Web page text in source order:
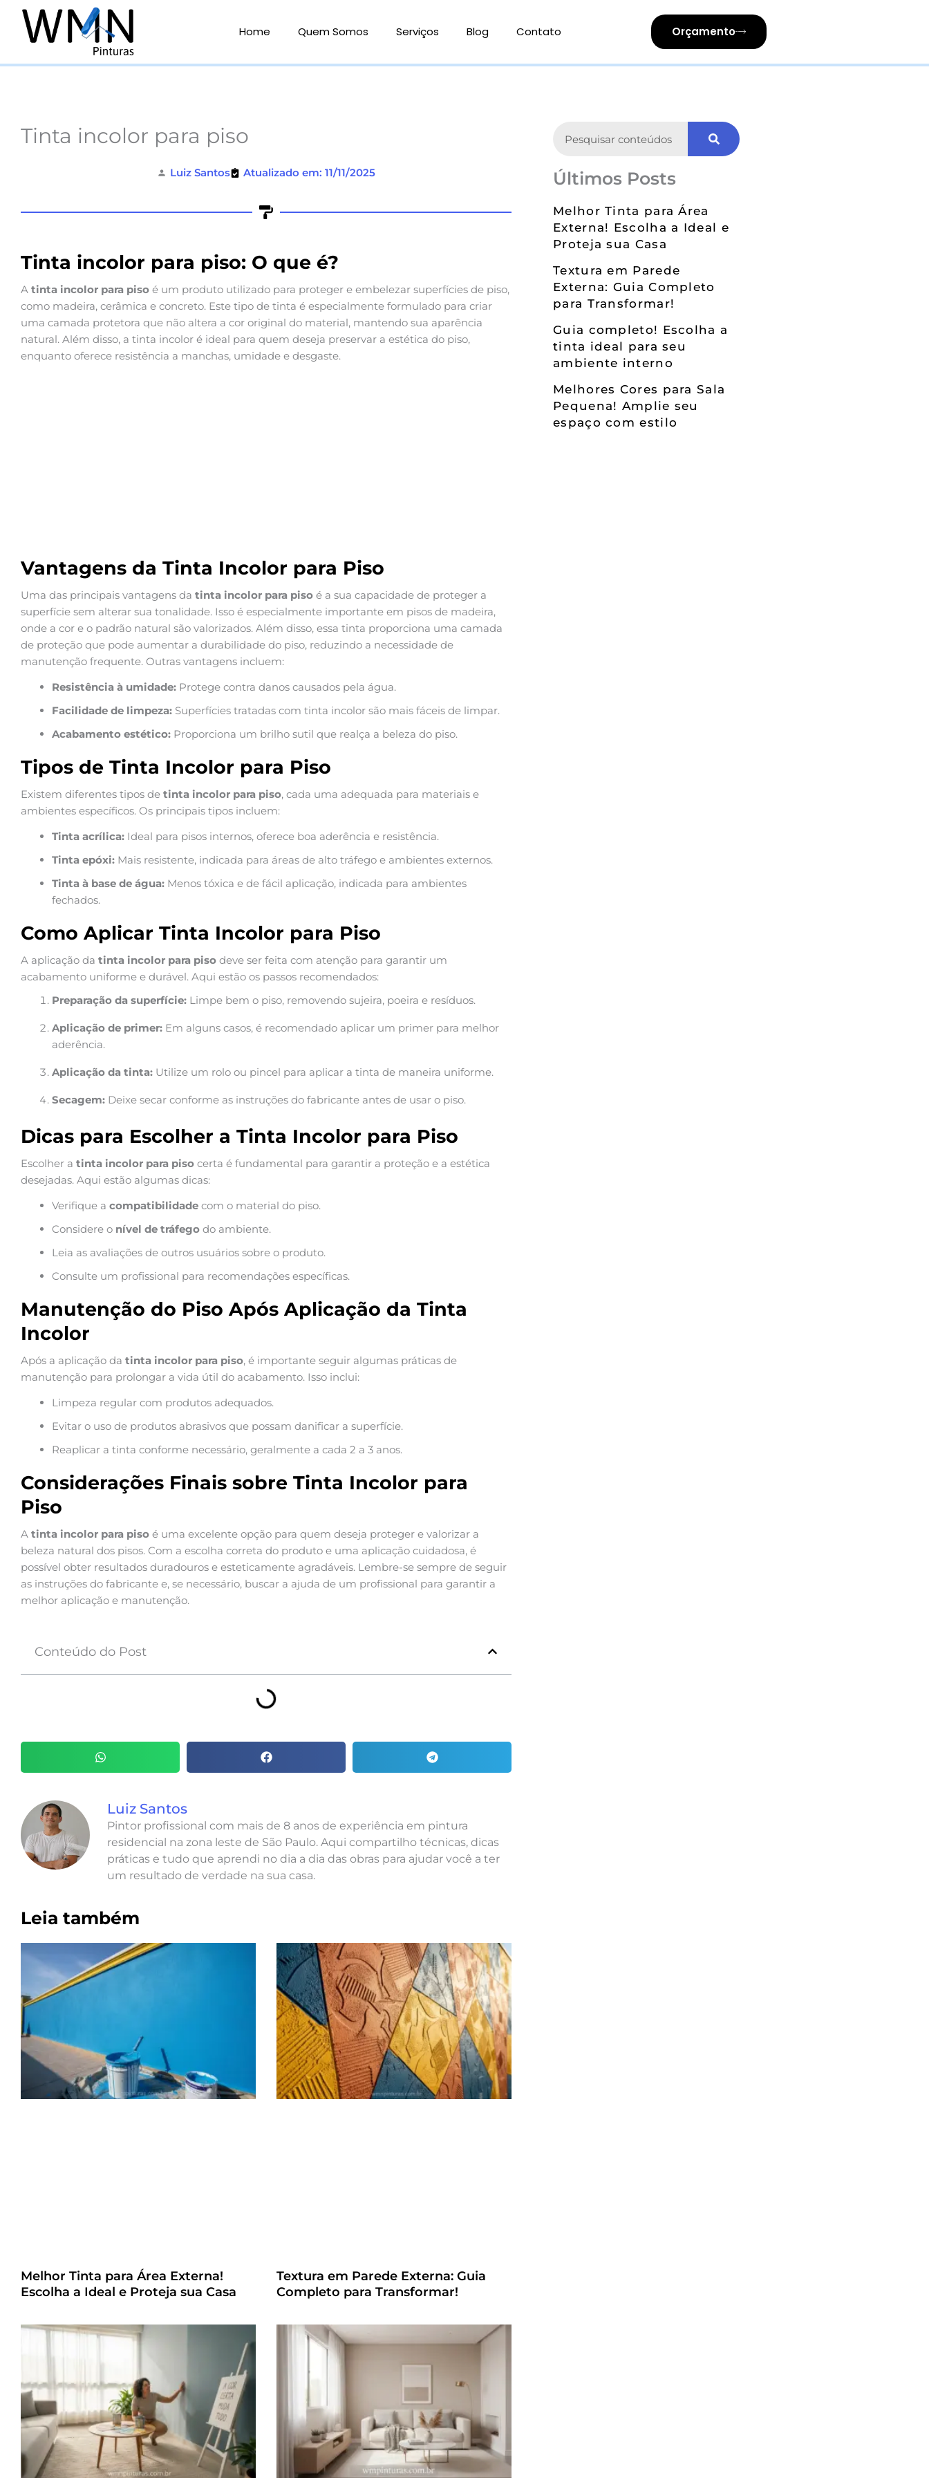
Home Quem Somos Serviços Blog Contato Orçamento
Tinta incolor para piso
Luiz Santos Atualizado em: 11/11/2025
Tinta incolor para piso: O que é?
A tinta incolor para piso é um produto utilizado para proteger e embelezar superfícies de piso,
como madeira, cerâmica e concreto. Este tipo de tinta é especialmente formulado para criar
uma camada protetora que não altera a cor original do material, mantendo sua aparência
natural. Além disso, a tinta incolor é ideal para quem deseja preservar a estética do piso,
enquanto oferece resistência a manchas, umidade e desgaste.
Vantagens da Tinta Incolor para Piso
Uma das principais vantagens da tinta incolor para piso é a sua capacidade de proteger a
superfície sem alterar sua tonalidade. Isso é especialmente importante em pisos de madeira,
onde a cor e o padrão natural são valorizados. Além disso, essa tinta proporciona uma camada
de proteção que pode aumentar a durabilidade do piso, reduzindo a necessidade de
manutenção frequente. Outras vantagens incluem:
Resistência à umidade: Protege contra danos causados pela água.
Facilidade de limpeza: Superfícies tratadas com tinta incolor são mais fáceis de limpar.
Acabamento estético: Proporciona um brilho sutil que realça a beleza do piso.
Tipos de Tinta Incolor para Piso
Existem diferentes tipos de tinta incolor para piso, cada uma adequada para materiais e
ambientes específicos. Os principais tipos incluem:
Tinta acrílica: Ideal para pisos internos, oferece boa aderência e resistência.
Tinta epóxi: Mais resistente, indicada para áreas de alto tráfego e ambientes externos.
Tinta à base de água: Menos tóxica e de fácil aplicação, indicada para ambientes
fechados.
Como Aplicar Tinta Incolor para Piso
A aplicação da tinta incolor para piso deve ser feita com atenção para garantir um
acabamento uniforme e durável. Aqui estão os passos recomendados:
Preparação da superfície: Limpe bem o piso, removendo sujeira, poeira e resíduos.
Aplicação de primer: Em alguns casos, é recomendado aplicar um primer para melhor
aderência.
Aplicação da tinta: Utilize um rolo ou pincel para aplicar a tinta de maneira uniforme.
Secagem: Deixe secar conforme as instruções do fabricante antes de usar o piso.
Dicas para Escolher a Tinta Incolor para Piso
Escolher a tinta incolor para piso certa é fundamental para garantir a proteção e a estética
desejadas. Aqui estão algumas dicas:
Verifique a compatibilidade com o material do piso.
Considere o nível de tráfego do ambiente.
Leia as avaliações de outros usuários sobre o produto.
Consulte um profissional para recomendações específicas.
Manutenção do Piso Após Aplicação da Tinta
Incolor
Após a aplicação da tinta incolor para piso, é importante seguir algumas práticas de
manutenção para prolongar a vida útil do acabamento. Isso inclui:
Limpeza regular com produtos adequados.
Evitar o uso de produtos abrasivos que possam danificar a superfície.
Reaplicar a tinta conforme necessário, geralmente a cada 2 a 3 anos.
Considerações Finais sobre Tinta Incolor para
Piso
A tinta incolor para piso é uma excelente opção para quem deseja proteger e valorizar a
beleza natural dos pisos. Com a escolha correta do produto e uma aplicação cuidadosa, é
possível obter resultados duradouros e esteticamente agradáveis. Lembre-se sempre de seguir
as instruções do fabricante e, se necessário, buscar a ajuda de um profissional para garantir a
melhor aplicação e manutenção.
Conteúdo do Post
Luiz Santos
Pintor profissional com mais de 8 anos de experiência em pintura
residencial na zona leste de São Paulo. Aqui compartilho técnicas, dicas
práticas e tudo que aprendi no dia a dia das obras para ajudar você a ter
um resultado de verdade na sua casa.
Leia também
Melhor Tinta para Área Externa!
Escolha a Ideal e Proteja sua Casa
Textura em Parede Externa: Guia
Completo para Transformar!
Últimos Posts
Melhor Tinta para Área
Externa! Escolha a Ideal e
Proteja sua Casa
Textura em Parede
Externa: Guia Completo
para Transformar!
Guia completo! Escolha a
tinta ideal para seu
ambiente interno
Melhores Cores para Sala
Pequena! Amplie seu
espaço com estilo